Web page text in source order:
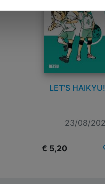
LET’S
23/08/
€ 5,20